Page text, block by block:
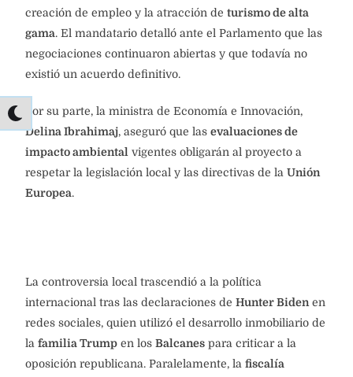
creación de empleo y la atracción de turismo de alta
gama. El mandatario detalló ante el Parlamento que las
negociaciones continuaron abiertas y que todavía no
existió un acuerdo definitivo.
Por su parte, la ministra de Economía e Innovación,
Delina Ibrahimaj, aseguró que las evaluaciones de
impacto ambiental vigentes obligarán al proyecto a
respetar la legislación local y las directivas de la Unión
Europea.
La controversia local trascendió a la política
internacional tras las declaraciones de Hunter Bidenen
redes sociales, quien utilizó el desarrollo inmobiliario de
la familia Trump en los Balcanes para criticar a la
oposición republicana. Paralelamente, la fiscalía